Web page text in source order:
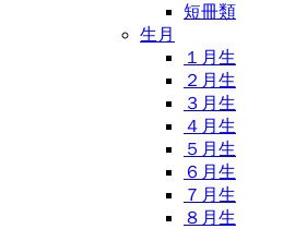
短冊類
生月
１月生
２月生
３月生
４月生
５月生
６月生
７月生
８月生